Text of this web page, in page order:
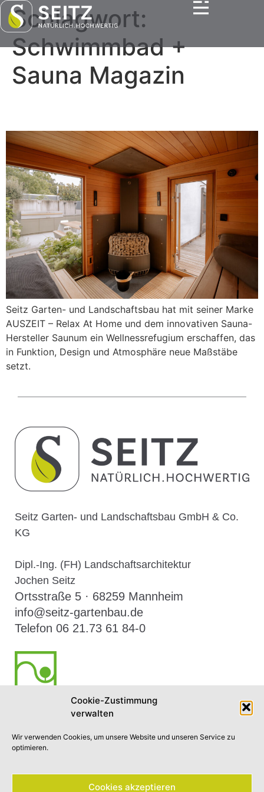
Cookie-Zustimmung
verwalten
Wir verwenden Cookies, um unsere Website und unseren Service zu
optimieren.
Cookies akzeptieren
Schlagwort:
Schwimmbad +
Sauna Magazin
Seitz Garten- und Landschaftsbau hat mit seiner Marke
AUSZEIT – Relax At Home und dem innovativen Sauna-
Hersteller Saunum ein Wellnessrefugium erschaffen, das
in Funktion, Design und Atmosphäre neue Maßstäbe
setzt.
Seitz Garten- und Landschaftsbau GmbH & Co.
KG
Dipl.-Ing. (FH) Landschaftsarchitektur
Jochen Seitz
Ortsstraße 5 · 68259 Mannheim
info@seitz-gartenbau.de
Telefon 06 21.73 61 84-0
NEWSLETTER ABONNIEREN